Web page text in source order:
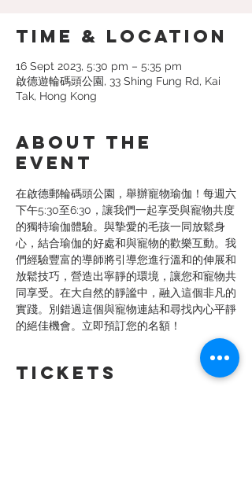
Time & Location
16 Sept 2023, 5:30 pm – 5:35 pm
啟德遊輪碼頭公園, 33 Shing Fung Rd, Kai
Tak, Hong Kong
About the
event
在啟德郵輪碼頭公園，舉辦寵物瑜伽！每週六
下午5:30至6:30，讓我們一起享受與寵物共度
的獨特瑜伽體驗。與摯愛的毛孩一同放鬆身
心，結合瑜伽的好處和與寵物的歡樂互動。我
們經驗豐富的導師將引導您進行溫和的伸展和
放鬆技巧，營造出寧靜的環境，讓您和寵物共
同享受。在大自然的靜謐中，融入這個非凡的
實踐。別錯過這個與寵物連結和尋找內心平靜
的絕佳機會。立即預訂您的名額！
Tickets